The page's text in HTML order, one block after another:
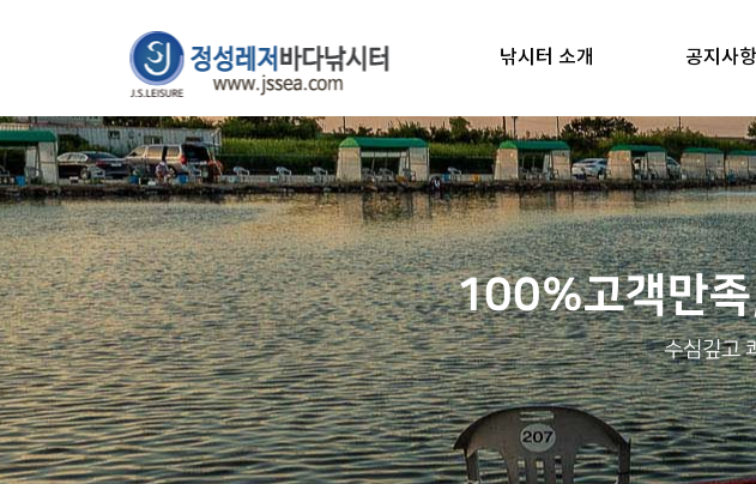
낚시터 소개 공지사항
100%고객만
수심깊고